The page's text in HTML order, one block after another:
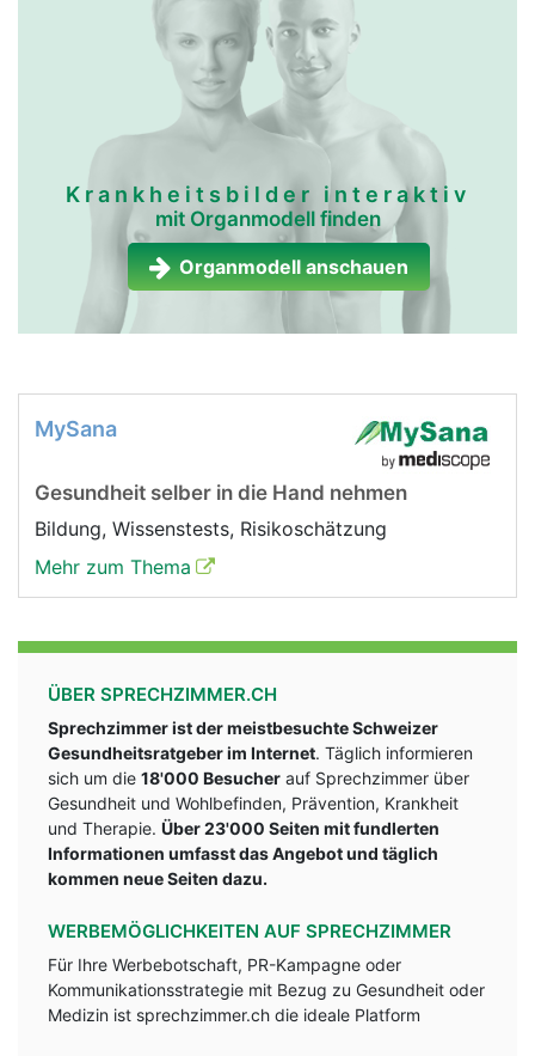
Krankheitsbilder interaktiv
mit Organmodell finden
Organmodell anschauen
MySana
Gesundheit selber in die Hand nehmen
Bildung, Wissenstests, Risikoschätzung
Mehr zum Thema
ÜBER SPRECHZIMMER.CH
Sprechzimmer ist der meistbesuchte Schweizer
Gesundheitsratgeber im Internet. Täglich informieren
sich um die 18'000 Besucher auf Sprechzimmer über
Gesundheit und Wohlbefinden, Prävention, Krankheit
und Therapie. Über 23'000 Seiten mit fundlerten
Informationen umfasst das Angebot und täglich
kommen neue Seiten dazu.
WERBEMÖGLICHKEITEN AUF SPRECHZIMMER
Für Ihre Werbebotschaft, PR-Kampagne oder
Kommunikationsstrategie mit Bezug zu Gesundheit oder
Medizin ist sprechzimmer.ch die ideale Platform